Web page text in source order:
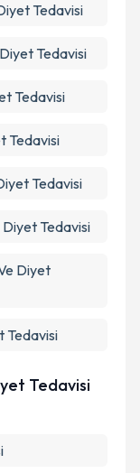
Tedavisi
Tedavisi
Tedavisi
Tedavisi
Tedavisi
Tedavisi
Diyet
Tedavisi
Tedavisi